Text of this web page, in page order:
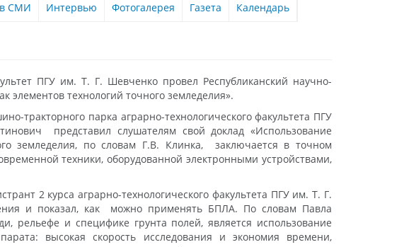
СМИ Интервью Фотогалерея Газета Календарь
ПГУ им. Т. Г. Шевченко провел Республиканский научно-
элементов технологий точного земледелия».
тракторного парка аграрно-технологического факультета ПГУ
представил слушателям свой доклад «Использование
земледелия, по словам Г.В. Клинка, заключается в точном
техники, оборудованной электронными устройствами,
2 курса аграрно-технологического факультета ПГУ им. Т. Г.
и показал, как можно применять БПЛА. По словам Павла
рельефе и специфике грунта полей, является использование
высокая скорость исследования и экономия времени,